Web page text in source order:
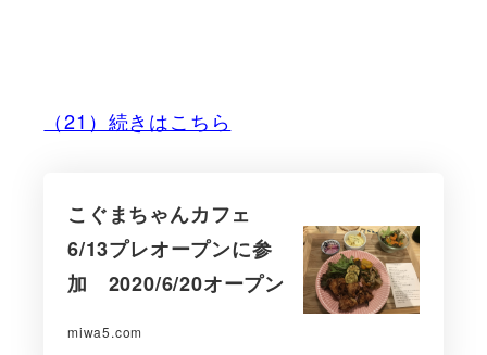
（21）続きはこちら
こぐまちゃんカフェ
6/13プレオープンに参
加 2020/6/20オープン
miwa5.com